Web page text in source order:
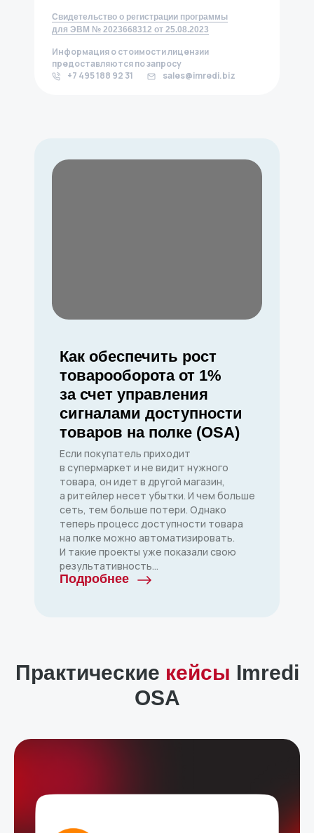
sales@imredi.biz
+7 495 188 92 31
Информация о стоимости лицензии
предоставляются по запросу
Свидетельство о регистрации программы
для ЭВМ № 2023668312 от 25.08.2023
Как обеспечить рост
товарооборота от 1%
за счет управления
сигналами доступности
товаров на полке (OSA)
Если покупатель приходит
в супермаркет и не видит нужного
товара, он идет в другой магазин,
а ритейлер несет убытки. И чем больше
сеть, тем больше потери. Однако
теперь процесс доступности товара
на полке можно автоматизировать.
И такие проекты уже показали свою
результативность…
Подробнее
Практические кейсы Imredi
OSA